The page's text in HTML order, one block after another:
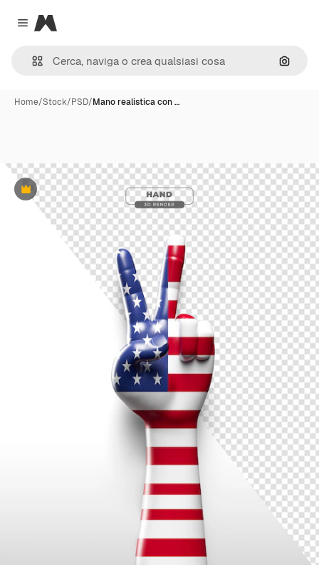
Close menu
Magnific
Cerca
Home/Stock/PSD/Mano realistica con …
Premium